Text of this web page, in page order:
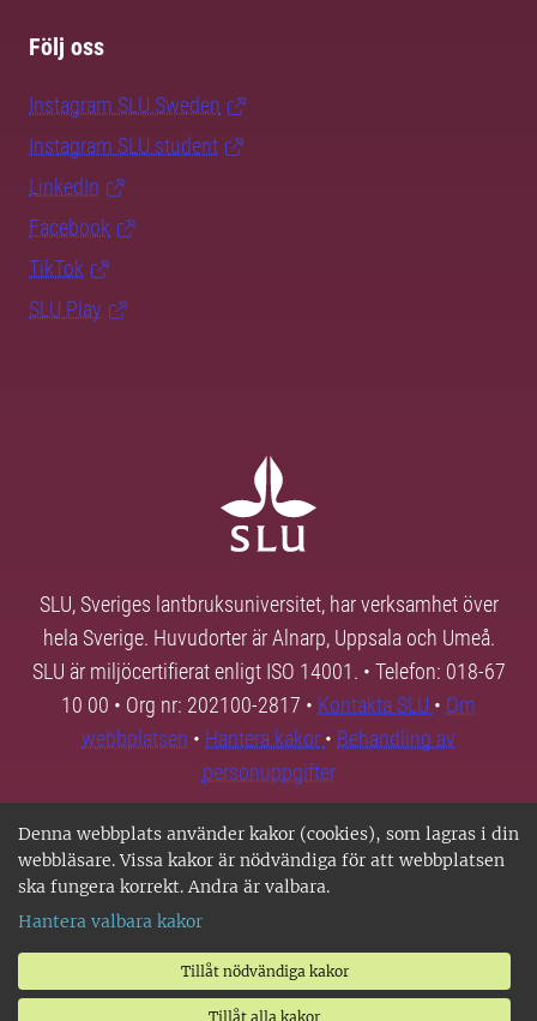
Denna webbplats använder kakor (cookies), som lagras i din
webbläsare. Vissa kakor är nödvändiga för att webbplatsen
ska fungera korrekt. Andra är valbara.
Hantera valbara kakor
Tillåt nödvändiga kakor
Tillåt alla kakor
Följ oss
Instagram SLU.Sweden
Instagram SLU.student
LinkedIn
Facebook
TikTok
SLU Play
SLU, Sveriges lantbruksuniversitet, har verksamhet över
hela Sverige. Huvudorter är Alnarp, Uppsala och Umeå.
SLU är miljöcertifierat enligt ISO 14001. • Telefon: 018-67
10 00 • Org nr: 202100-2817 • Kontakta SLU • Om
webbplatsen • Hantera kakor • Behandling av
personuppgifter